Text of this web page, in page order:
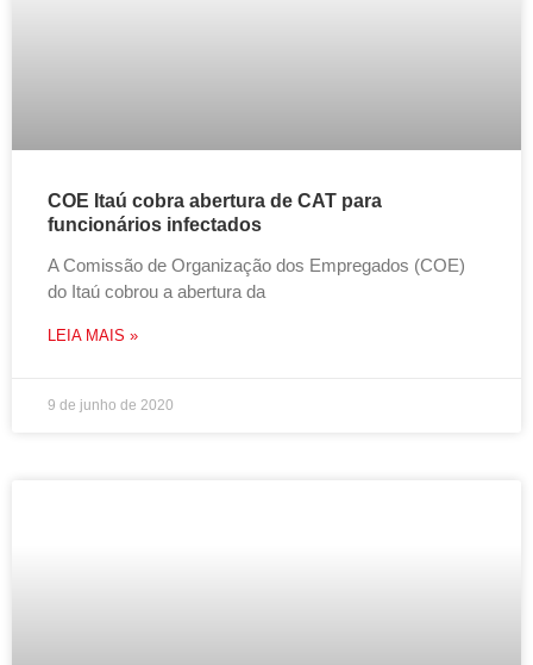
COE Itaú cobra abertura de CAT para
funcionários infectados
A Comissão de Organização dos Empregados (COE)
do Itaú cobrou a abertura da
LEIA MAIS »
9 de junho de 2020